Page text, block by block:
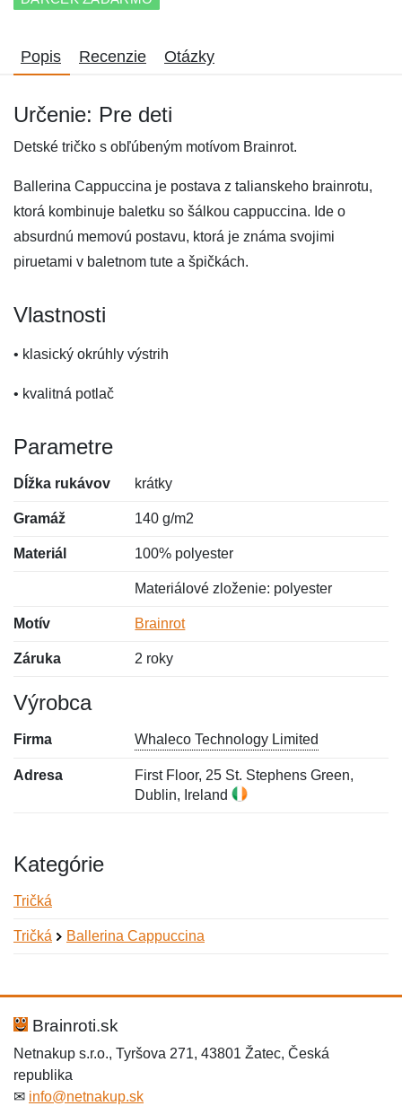
Popis Recenzie Otázky
Určenie: Pre deti
Detské tričko s obľúbeným motívom Brainrot.
Ballerina Cappuccina je postava z talianskeho brainrotu,
ktorá kombinuje baletku so šálkou cappuccina. Ide o
absurdnú memovú postavu, ktorá je známa svojimi
piruetami v baletnom tute a špičkách.
Vlastnosti
• klasický okrúhly výstrih
• kvalitná potlač
Parametre
Dĺžka rukávov krátky
Gramáž 140 g/m2
Materiál 100% polyester
Materiálové zloženie: polyester
Motív Brainrot
Záruka 2 roky
Výrobca
Firma Whaleco Technology Limited
Adresa
First Floor, 25 St. Stephens Green,
Dublin, Ireland
Kategórie
Tričká
Tričká Ballerina Cappuccina
Hodnotenie:
Meno:*
Meno:
E-mail:*
Brainroti.sk
Netnakup s.r.o., Tyršova 271, 43801 Žatec, Česká
republika
✉ info@netnakup.sk